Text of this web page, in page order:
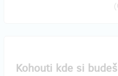
(
Kohouti kde si